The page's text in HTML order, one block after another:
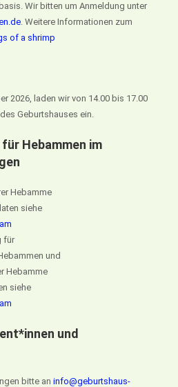
Wir bitten um Anmeldung unter
. Weitere Informationen zum
of a shrimp
2026, laden wir von 14.00 bis 17.00
Geburtshauses ein.
Hebammen im
Hebamme
siehe
für
und
Hebamme
siehe
und
bitte aninfo@geburtshaus-